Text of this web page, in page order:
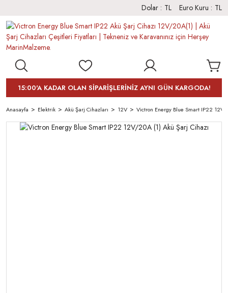
Dolar : TL Euro Kuru : TL
15:00'A KADAR OLAN SİPARİŞLERİNİZ AYNI GÜN KARGODA!
Anasayfa Elektrik Akü Şarj Cihazları 12V Victron Energy Blue Smart IP22 12V/